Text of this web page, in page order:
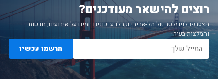
רוצים להישאר מעודכנים?
הצטרפו לניוזלטר של תל-אביבי וקבלו עדכונים חמים על אירועים, חדשות
והמלצות בעיר.
הרשמו עכשיו